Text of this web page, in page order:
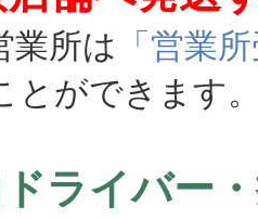
所は 「営業
とができます
ドライバー